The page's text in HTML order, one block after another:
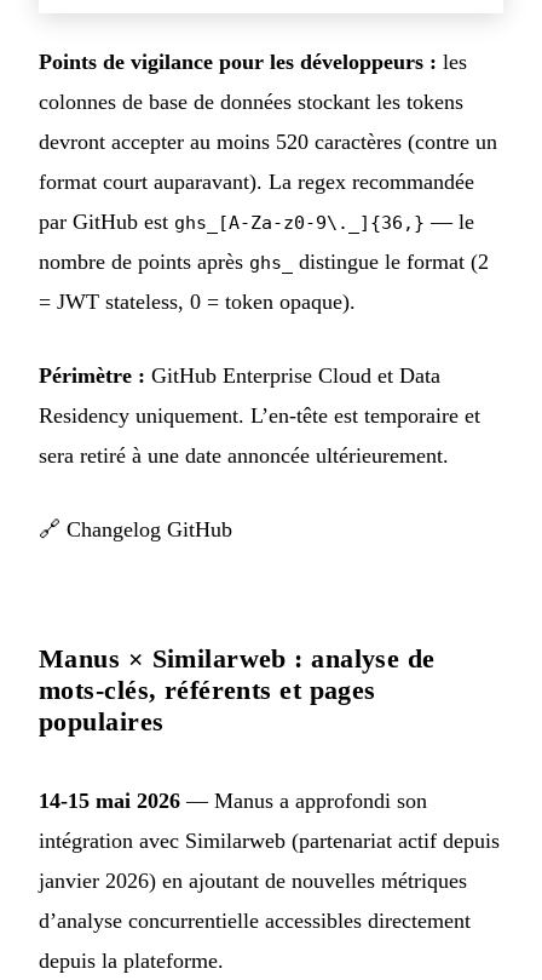
Points de vigilance pour les développeurs : les
colonnes de base de données stockant les tokens
devront accepter au moins 520 caractères (contre un
format court auparavant). La regex recommandée
par GitHub est ghs_[A-Za-z0-9\._]{36,} — le
nombre de points après ghs_
distingue le format (2
= JWT stateless, 0 = token opaque).
Périmètre : GitHub Enterprise Cloud et Data
Residency uniquement. L’en-tête est temporaire et
sera retiré à une date annoncée ultérieurement.
🔗 Changelog GitHub
Manus × Similarweb : analyse de
mots-clés, référents et pages
populaires
14-15 mai 2026 — Manus a approfondi son
intégration avec Similarweb (partenariat actif depuis
janvier 2026) en ajoutant de nouvelles métriques
d’analyse concurrentielle accessibles directement
depuis la plateforme.